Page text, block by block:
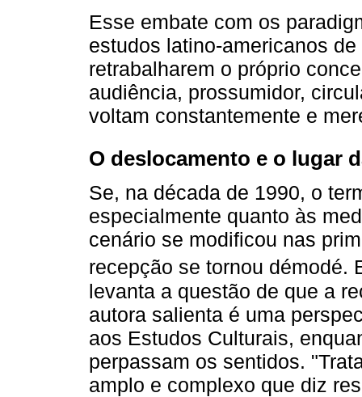
Esse embate com os
estudos latino-americanos
retrabalharem o próprio
audiência, prossumidor,
voltam constantemente e
O deslocamento e o lugar
Se, na década de 1990, o
especialmente quanto às
cenário se modificou nas
recepção se tornou démodé.
levanta a questão de que a
autora salienta é uma
aos Estudos Culturais,
perpassam os sentidos.
amplo e complexo que diz